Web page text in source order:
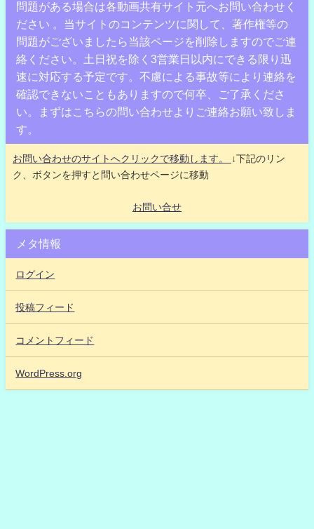
問題がある場合は各動画共有サイト元へお問い合わせく
ださい 。当サイトのコンテンツに関して、著作権等の
問題がございましたら当該ページを削除しますのでご連
絡ください。土日祝を除く3営業日以内にできる限り迅
速に対応する予定です。不慮による事故等により連絡を
確認できないこともありますので何卒、ご了承くださ
い。まずはこちらの問い合わせよりご連絡お願い致しま
す。
お問い合わせのサイトへクリックで移動します。
↓下記のリン
ク、ボタンを押すと問い合わせページに移動
お問い合せ
メタ情報
ログイン
投稿フィード
コメントフィード
WordPress.org